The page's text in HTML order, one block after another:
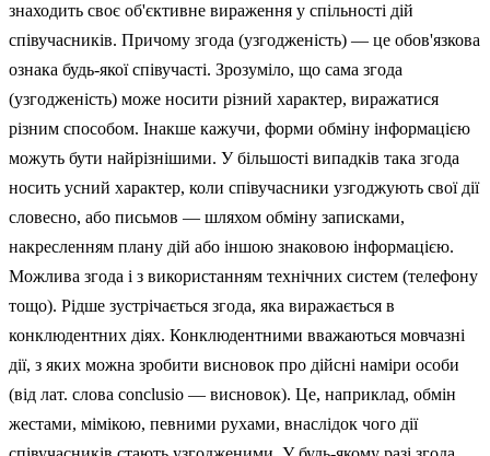
знаходить своє об'єктив­не вираження у спільності дій
співучасників. Причому згода (узгод­женість) — це обов'язкова
ознака будь-якої співучасті. Зрозуміло, що сама згода
(узгодженість) може носити різний характер, виражатися
різним способом. Інакше кажучи, форми обміну інформацією
можуть бути найрізнішими. У більшості випадків така згода
носить усний характер, коли співучасники узгоджують свої дії
словесно, або письмов — шляхом обміну записками,
накресленням плану дій або іншою знаковою інформацією.
Можлива згода і з використанням технічних систем (телефону
тощо). Рідше зустрічається згода, яка виражається в
конклюдентних діях. Конклюдентними вва­жаються мовчазні
дії, з яких можна зробити висновок про дійсні наміри особи
(від лат. слова соnсlusіо — висновок). Це, наприклад, обмін
жес­тами, мімікою, певними рухами, внаслідок чого дії